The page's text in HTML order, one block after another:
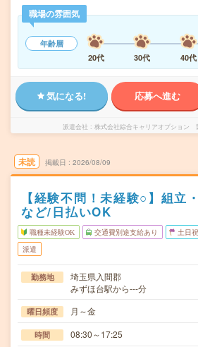
職場の雰囲気
年齢層
20代
30代 40代
気になる! 応募へ進む
派遣会社 株式会社綜合キャリアオプション
未読 掲載日 2026/08/09
【経験不問！未経験○】組立
など/日払いOK
職種未経験OK 交通費別途支給あり 土日
派遣
勤務地
埼玉県入間郡
みずほ台駅から---分
曜日頻度 月～金
時間 08:30～17:25